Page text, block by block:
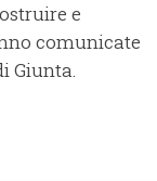
e
comunicate
Giunta.